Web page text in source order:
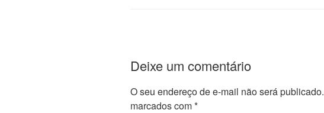
Deixe um comentário
O seu endereço de e-mail não será publicado.
marcados com*